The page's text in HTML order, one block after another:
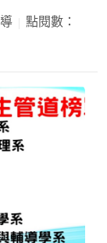
點閱數：